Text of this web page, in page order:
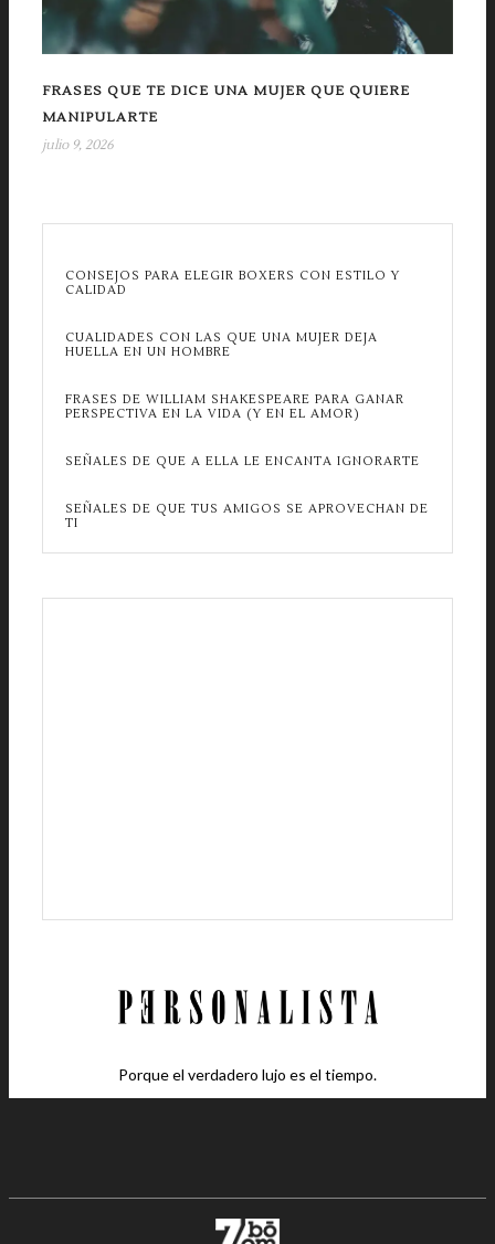
FRASES QUE TE DICE UNA MUJER QUE QUIERE
MANIPULARTE
julio 9, 2026
CONSEJOS PARA ELEGIR BOXERS CON ESTILO Y
CALIDAD
CUALIDADES CON LAS QUE UNA MUJER DEJA
HUELLA EN UN HOMBRE
FRASES DE WILLIAM SHAKESPEARE PARA GANAR
PERSPECTIVA EN LA VIDA (Y EN EL AMOR)
SEÑALES DE QUE A ELLA LE ENCANTA IGNORARTE
SEÑALES DE QUE TUS AMIGOS SE APROVECHAN DE
TI
Porque el verdadero lujo es el tiempo.